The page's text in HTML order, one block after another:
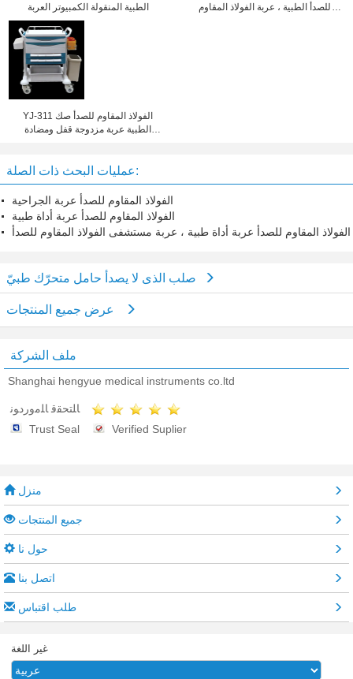
الطبية المنقولة الكمبيوتر العربة
للصدأ الطبية ، عربة الفولاذ المقاوم
YJ-311 الفولاذ المقاوم للصدأ صك
الطبية عربة مزدوجة قفل ومضادة
عمليات البحث ذات الصلة:
الفولاذ المقاوم للصدأ عربة الجراحية
الفولاذ المقاوم للصدأ عربة أداة طبية
الفولاذ المقاوم للصدأ عربة أداة طبية ، عربة مستشفى الفولاذ المقاوم للصدأ
صلب الذى لا يصدأ حامل متحرّك طبيّ
ملف الشركة
Shanghai hengyue medical instruments co.ltd
ﺎﻠﺘﺤﻘﻗ ﺎﻠﻣﻭﺭﺩﻮﻧ
Trust Seal
Verified Suplier
منزل
جميع المنتجات
حول نا
اتصل بنا
طلب اقتباس
غير اللغة